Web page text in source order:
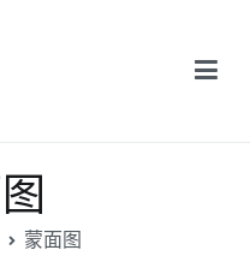
蒙面图